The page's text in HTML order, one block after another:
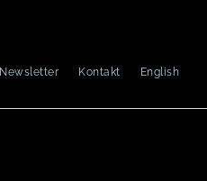
Newsletter Kontakt English